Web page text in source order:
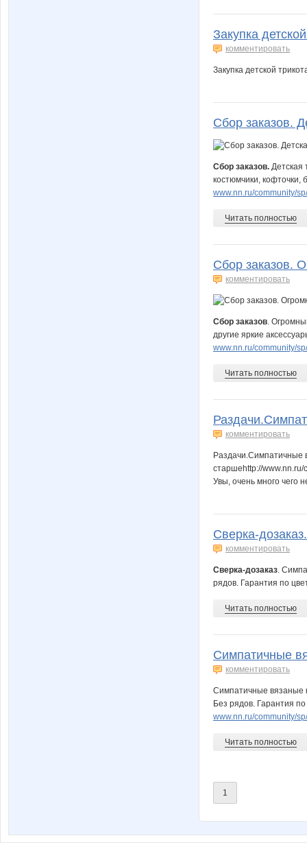
Закупка
комментировать
Закупка детской
Сбор заказов.
Сбор заказов. Детская
костюмчики, кофточки,
www.nn.ru/community/
Читать полностью
Сбор заказов.
комментировать
Сбор заказов.
другие яркие
www.nn.ru/community/
Читать полностью
комментировать
Раздачи.Симпатичные
старшеhttp://
Увы, очень много чего
Сверка-
комментировать
Сверка-дозаказ.
рядов. Гарантия по
Читать полностью
Симпатичные
комментировать
Симпатичные вязаные
Без рядов. Гарантия
www.nn.ru/community/
Читать полностью
1